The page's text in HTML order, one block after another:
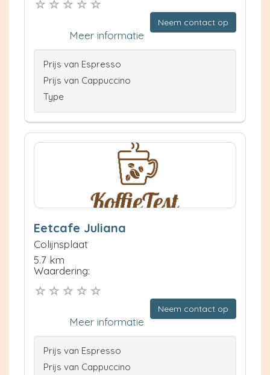
Neem contact op
Meer informatie
Prijs van Espresso
Prijs van Cappuccino
Type
Eetcafe Juliana
Colijnsplaat
5.7 km
Waardering:
Neem contact op
Meer informatie
Prijs van Espresso
Prijs van Cappuccino